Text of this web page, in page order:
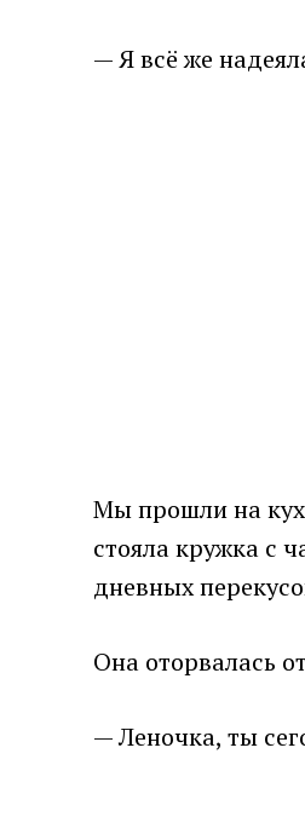
— Я всё же
Мы прошли на
стояла кружка с
дневных
Она оторвалась
— Леночка, ты